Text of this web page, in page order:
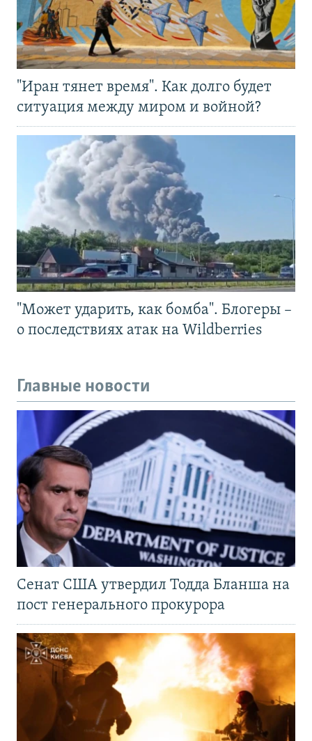
"Иран тянет время". Как долго будет
ситуация между миром и войной?
"Может ударить, как бомба". Блогеры –
о последствиях атак на Wildberries
Главные новости
Сенат США утвердил Тодда Бланша на
пост генерального прокурора